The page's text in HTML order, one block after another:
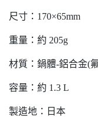
尺寸：170×65mm
重量：約 205g
材質：鍋體-鋁合金(
容量：約 1.3 L
製造地：日本